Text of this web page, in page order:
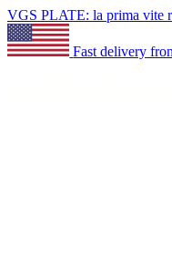
VGS PLATE: la prima vite
Fast delivery